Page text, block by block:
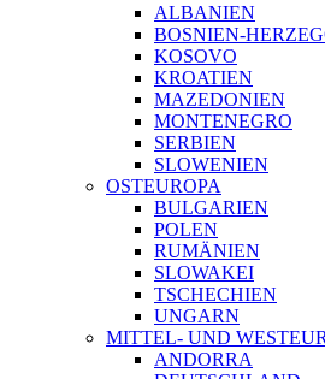
ALBANIEN
BOSNIEN-
KOSOVO
KROATIEN
MAZEDONIEN
MONTENEGRO
SERBIEN
SLOWENIEN
OSTEUROPA
BULGARIEN
POLEN
RUMÄNIEN
SLOWAKEI
TSCHECHIEN
UNGARN
MITTEL- UND
ANDORRA